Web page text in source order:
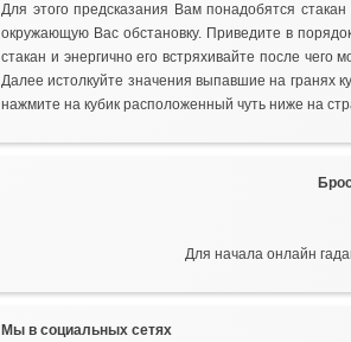
Для этого предсказания Вам понадобятся
окружающую Вас обстановку. Приведите в
стакан и энергично его встряхивайте после
Далее истолкуйте значения выпавшие на гранях
нажмите на кубик расположенный чуть ниже на
Для начала онлайн
Мы в социальных сетях